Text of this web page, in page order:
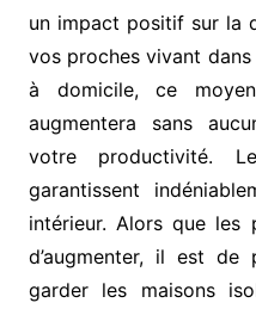
un impact positif sur la
vos proches vivant
à domicile, ce
augmentera sans
votre productivité.
garantissent
intérieur. Alors que les
d’augmenter, il est
garder les maisons